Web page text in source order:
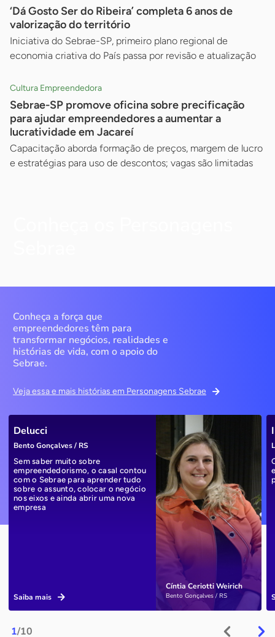
‘Dá Gosto Ser do Ribeira’ completa 6 anos de
valorização do território
Iniciativa do Sebrae-SP, primeiro plano regional de
economia criativa do País passa por revisão e atualização
Cultura Empreendedora
Sebrae-SP promove oficina sobre precificação
para ajudar empreendedores a aumentar a
lucratividade em Jacareí
Capacitação aborda formação de preços, margem de lucro
e estratégias para uso de descontos; vagas são limitadas
Conheça a força que
empreendedores têm para
transformar negócios, realidades e
histórias de vida, com o apoio do
Sebrae.
Veja essa e mais histórias em Personagens Sebrae
1/10
Cíntia Ceriotti Weirich
Bento Gonçalves / RS
Delucci
Bento Gonçalves / RS
Sem saber muito sobre
empreendedorismo, o casal contou
com o Sebrae para aprender tudo
sobre o assunto, colocar o negócio
nos eixos e ainda abrir uma nova
empresa
Saiba mais